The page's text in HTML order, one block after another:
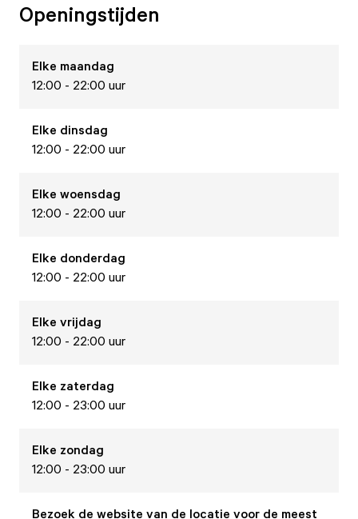
Openingstijden
Elke maandag
12:00 - 22:00 uur
Elke dinsdag
12:00 - 22:00 uur
Elke woensdag
12:00 - 22:00 uur
Elke donderdag
12:00 - 22:00 uur
Elke vrijdag
12:00 - 22:00 uur
Elke zaterdag
12:00 - 23:00 uur
Elke zondag
12:00 - 23:00 uur
Bezoek de website van de locatie voor de meest